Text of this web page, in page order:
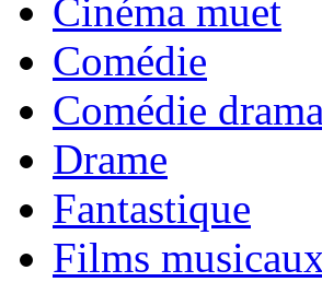
Cinéma muet
Comédie
Comédie
Drame
Fantastique
Films